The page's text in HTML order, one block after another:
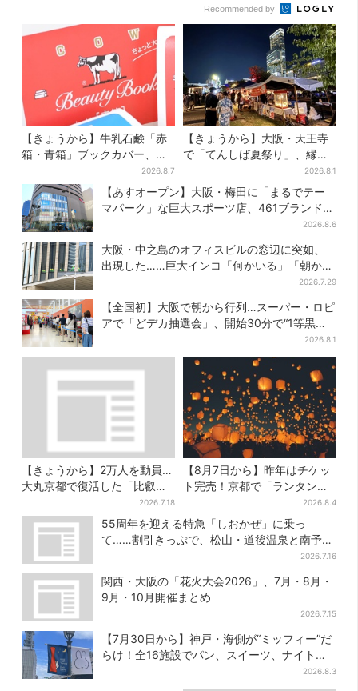
Recommended by
【きょうから】牛乳石鹸「赤
箱・青箱」ブックカバー、大
阪で無料配布！ 先着1000名
に「牛のカード」も
2026.8.7
【きょうから】大阪・天王寺
で「てんしば夏祭り」、縁日
や盆踊り…涼しいスプラッシ
ュタイムも！2日間だけ
2026.8.1
【あすオープン】大阪・梅田に「まるでテー
マパーク」な巨大スポーツ店、461ブランド集
2026.8.6
大阪・中之島のオフィスビルの窓辺に突如、
出現した……巨大インコ「何かいる」「朝から
2026.7.29
【全国初】大阪で朝から行列…スーパー・ロピ
アで「どデカ抽選会」、開始30分で“1等黒毛
2026.8.1
【きょうから】2万人を動員…
大丸京都で復活した「比叡山
お化け屋敷」、コース延長
で“怖さ”パワーアップ
2026.7.18
【8月7日から】昨年はチケッ
ト完売！京都で「ランタンフ
ェス」、最大3500の光が夜空
に…会場には縁日も
2026.8.4
55周年を迎える特急「しおかぜ」に乗っ
て……割引きっぷで、松山・道後温泉と南予を
2026.7.16
関西・大阪の「花火大会2026」、7月・8月・
9月・10月開催まとめ
2026.7.15
【7月30日から】神戸・海側が“ミッフィー”だ
らけ！全16施設でパン、スイーツ、ナイトマ
2026.8.3